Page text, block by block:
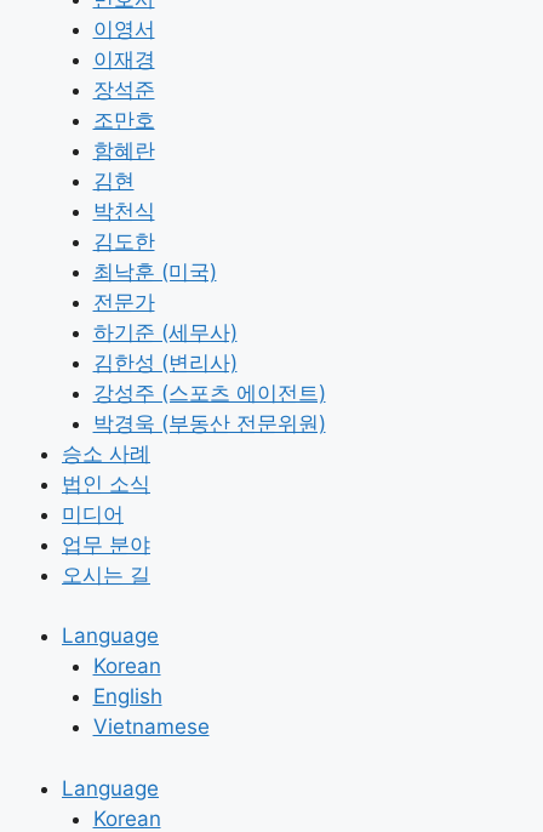
이영서
이재경
장석준
조만호
함혜란
김현
박천식
김도한
최낙훈 (미국)
전문가
하기준 (세무사)
김한성 (변리사)
강성주 (스포츠 에이전트)
박경욱 (부동산 전문위원)
승소 사례
법인 소식
미디어
업무 분야
오시는 길
Language
Korean
English
Vietnamese
Language
Korean